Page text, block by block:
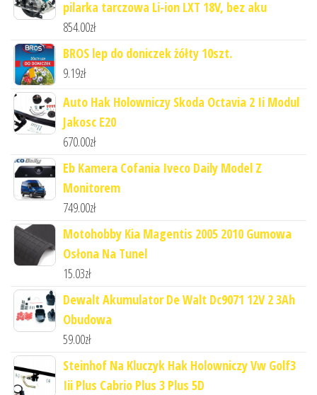
pilarka tarczowa Li-ion LXT 18V, bez aku
854.00zł
BROS lep do doniczek żółty 10szt.
9.19zł
Auto Hak Holowniczy Skoda Octavia 2 Ii Modul
Jakosc E20
670.00zł
Eb Kamera Cofania Iveco Daily Model Z
Monitorem
749.00zł
Motohobby Kia Magentis 2005 2010 Gumowa
Osłona Na Tunel
15.03zł
Dewalt Akumulator De Walt Dc9071 12V 2 3Ah
Obudowa
59.00zł
Steinhof Na Kluczyk Hak Holowniczy Vw Golf3
Iii Plus Cabrio Plus 3 Plus 5D